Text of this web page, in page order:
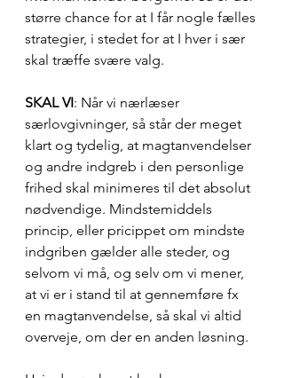
større chance for at I får nogle fælles
strategier, i stedet for at I hver i sær
skal træffe svære valg.
SKAL VI: Når vi nærlæser
særlovgivninger, så står der meget
klart og tydelig, at magtanvendelser
og andre indgreb i den personlige
frihed skal minimeres til det absolut
nødvendige. Mindstemiddels
princip, eller pricippet om mindste
indgriben gælder alle steder, og
selvom vi må, og selv om vi mener,
at vi er i stand til at gennemføre fx
en magtanvendelse, så skal vi altid
overveje, om der en anden løsning.